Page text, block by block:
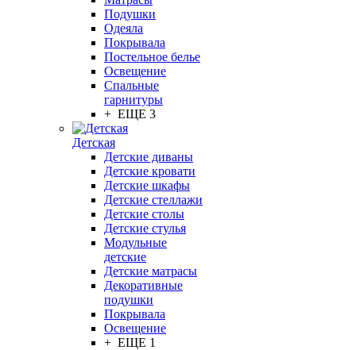
Подушки
Одеяла
Покрывала
Постельное белье
Освещение
Спальные
гарнитуры
+ ЕЩЕ 3
Детская
Детские диваны
Детские кровати
Детские шкафы
Детские стеллажи
Детские столы
Детские стулья
Модульные
детские
Детские матрасы
Декоративные
подушки
Покрывала
Освещение
+ ЕЩЕ 1